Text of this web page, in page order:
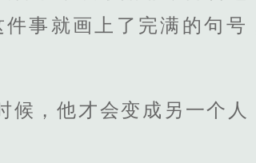
事就画上了完满的句号
候，他才会变成另一个人